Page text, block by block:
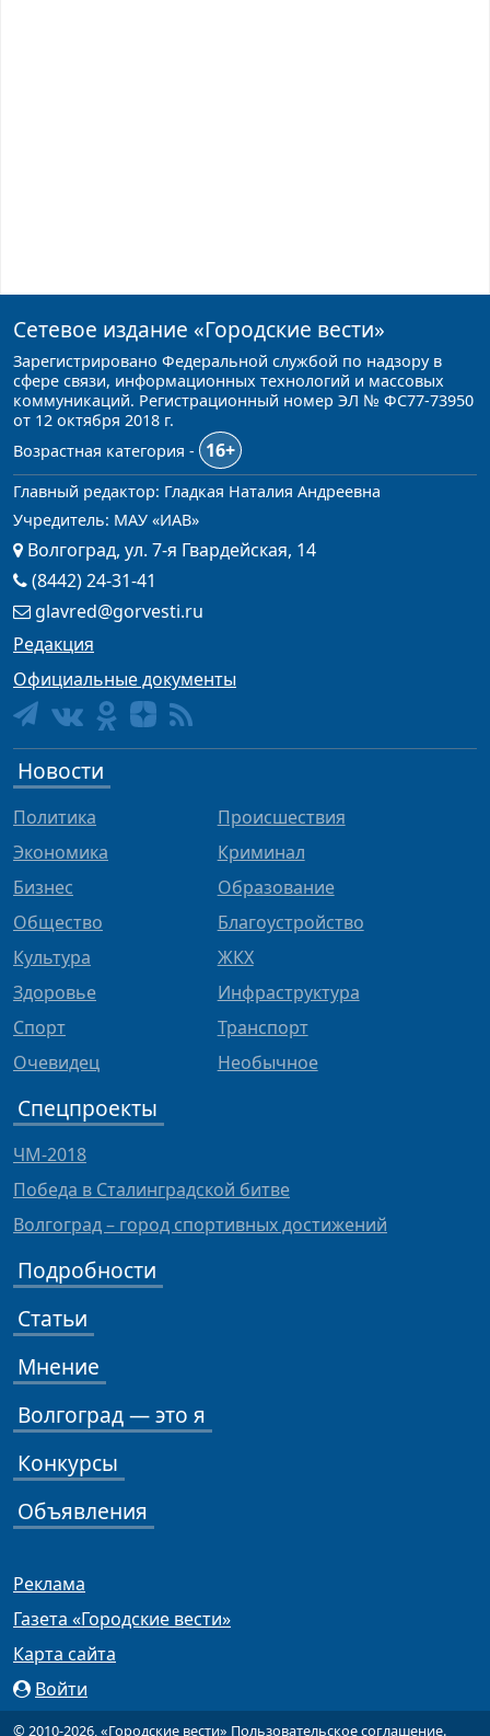
Сетевое издание «Городские вести»
Зарегистрировано Федеральной службой по надзору в
сфере связи, информационных технологий и массовых
коммуникаций. Регистрационный номер ЭЛ № ФС77-73950
от 12 октября 2018 г.
Возрастная категория -
16+
Главный редактор: Гладкая Наталия Андреевна
Учредитель: МАУ «ИАВ»
Волгоград, ул. 7-я Гвардейская, 14
(8442) 24-31-41
glavred@gorvesti.ru
Редакция
Официальные документы
Новости
Политика
Экономика
Бизнес
Общество
Культура
Здоровье
Спорт
Очевидец
Происшествия
Криминал
Образование
Благоустройство
ЖКХ
Инфраструктура
Транспорт
Необычное
Спецпроекты
ЧМ-2018
Победа в Сталинградской битве
Волгоград – город спортивных достижений
Подробности
Статьи
Мнение
Волгоград — это я
Конкурсы
Объявления
Реклама
Газета «Городские вести»
Карта сайта
Войти
© 2010-2026, «Городские вести» Пользовательское соглашение.